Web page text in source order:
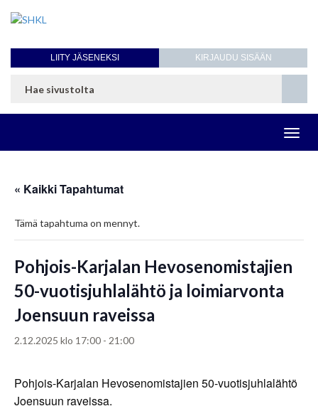
KIRJAUDU SISÄÄN
LIITY JÄSENEKSI
« Kaikki Tapahtumat
Tämä tapahtuma on mennyt.
Pohjois-Karjalan Hevosenomistajien
50-vuotisjuhlalähtö ja loimiarvonta
Joensuun raveissa
2.12.2025 klo 17:00 - 21:00
Pohjois-Karjalan Hevosenomistajien 50-vuotisjuhlalähtö
Joensuun raveissa.